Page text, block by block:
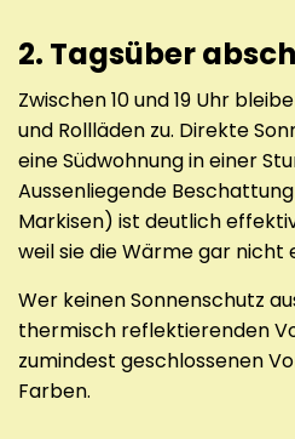
2. Tagsüber
Zwischen 10 und 19 Uhr
und Rollläden zu. Direkte
eine Südwohnung in einer
Aussenliegende
Markisen) ist deutlich
weil sie die Wärme gar nicht
Wer keinen Sonnenschutz
thermisch reflektierenden
zumindest geschlossenen
Farben.